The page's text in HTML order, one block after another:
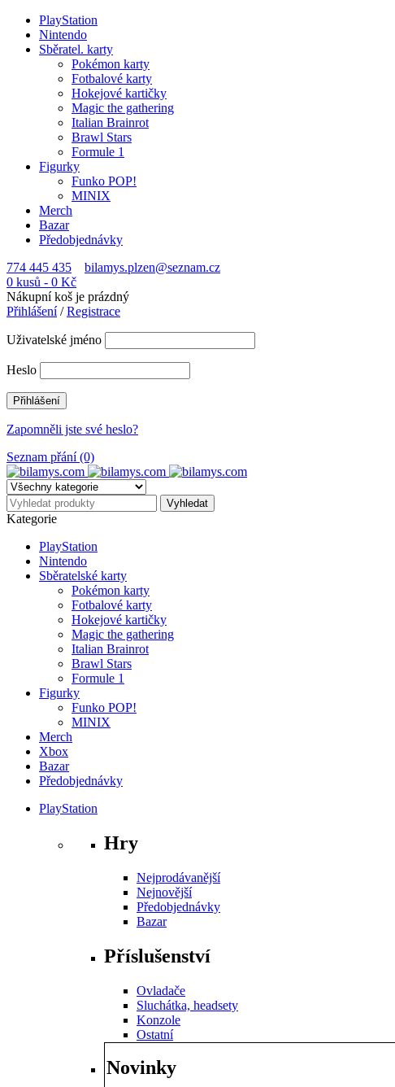
PlayStation
Nintendo
Sběratel. karty
Pokémon karty
Fotbalové karty
Hokejové kartičky
Magic the gathering
Italian Brainrot
Brawl Stars
Formule 1
Figurky
Funko POP!
MINIX
Merch
Bazar
Předobjednávky
774 445 435
bilamys.plzen@seznam.cz
0 kusů - 0 Kč
Nákupní koš je prázdný
Přihlášení/Registrace
Uživatelské jméno
Heslo
Zapomněli jste své heslo?
Seznam přání (0)
Kategorie
PlayStation
Nintendo
Sběratelské karty
Pokémon karty
Fotbalové karty
Hokejové kartičky
Magic the gathering
Italian Brainrot
Brawl Stars
Formule 1
Figurky
Funko POP!
MINIX
Merch
Xbox
Bazar
Předobjednávky
PlayStation
Hry
Nejprodávanější
Nejnovější
Předobjednávky
Bazar
Příslušenství
Ovladače
Sluchátka, headsety
Konzole
Ostatní
Novinky